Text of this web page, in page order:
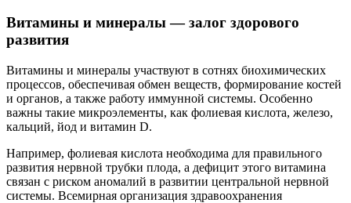
Витамины и минералы — залог здорового
развития
Витамины и минералы участвуют в сотнях биохимических
процессов, обеспечивая обмен веществ, формирование костей
и органов, а также работу иммунной системы. Особенно
важны такие микроэлементы, как фолиевая кислота, железо,
кальций, йод и витамин D.
Например, фолиевая кислота необходима для правильного
развития нервной трубки плода, а дефицит этого витамина
связан с риском аномалий в развитии центральной нервной
системы. Всемирная организация здравоохранения